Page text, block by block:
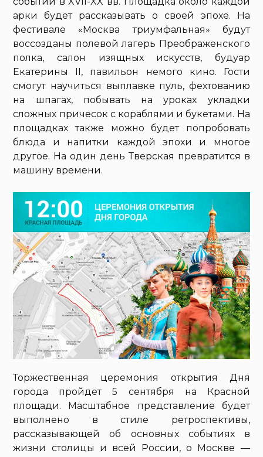
арки будет рассказывать о своей эпохе. На
фестивале «Москва триумфальная» будут
воссозданы полевой лагерь Преображенского
полка, салон изящных искусств, будуар
Екатерины II, павильон немого кино. Гости
смогут научиться выплавке пуль, фехтованию
на шпагах, побывать на уроках укладки
сложных причесок с кораблями и букетами. На
площадках также можно будет попробовать
блюда и напитки каждой эпохи и многое
другое. На один день Тверская превратится в
машину времени.
Торжественная церемония открытия Дня
города пройдет 5 сентября на Красной
площади. Масштабное представление будет
выполнено в стиле ретроспективы,
рассказывающей об основных событиях в
жизни столицы и всей России, о Москве —